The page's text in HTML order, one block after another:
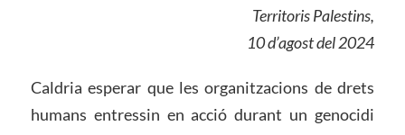
Territoris Palestins,
10 d’agost del 2024
Caldria esperar que les organitzacions de drets
humans entressin en acció durant un genocidi